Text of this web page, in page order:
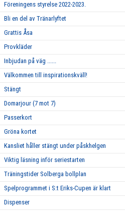
Föreningens styrelse 2022-2023.
Bli en del av Tränarlyftet
Grattis Åsa
Provkläder
Inbjudan på väg ......
Välkommen till inspirationskväll!
Stängt
Domarjour (7 mot 7)
Passerkort
Gröna kortet
Kansliet håller stängt under påskhelgen
Viktig läsning inför seriestarten
Träningstider Solberga bollplan
Spelprogrammet i S:t Eriks-Cupen är klart
Dispenser